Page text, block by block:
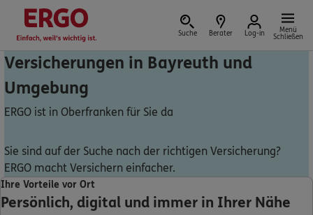
Suche Berater Log-in
Menü
Schließen
Versicherung vor Ort
Schaden oder Leistungsfall melden
Bequem online oder telefonisch
Versicherungen in Bayreuth und
Umgebung
ERGO ist in Oberfranken für Sie da
Sie sind auf der Suche nach der richtigen Versicherung?
ERGO macht Versichern einfacher.
Ihre Vorteile vor Ort
Persönlich, digital und immer in Ihrer Nähe